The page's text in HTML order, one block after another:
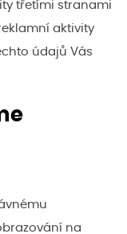
třetími stranami
aktivity
údajů Vás
na